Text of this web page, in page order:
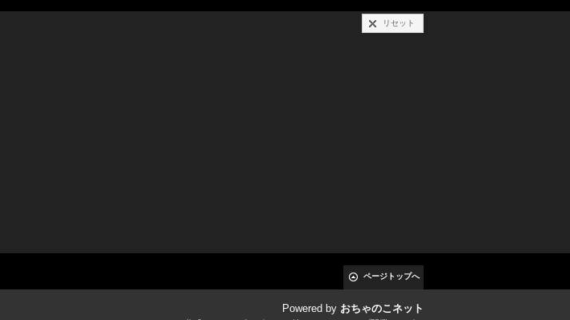
リセット
ページトップへ
Powered by おちゃのこネット